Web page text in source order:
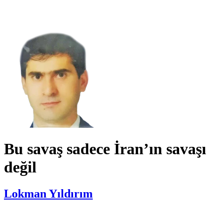
Bu savaş sadece İran’ın savaşı
değil
Lokman Yıldırım